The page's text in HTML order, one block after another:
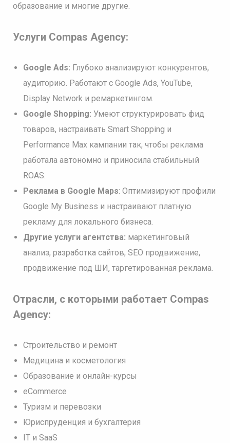
образование и многие другие.
Услуги Compas Agency:
Google Ads: Глубоко анализируют конкурентов,
аудиторию. Работают с Google Ads, YouTube,
Display Network и ремаркетингом.
Google Shopping: Умеют структурировать фид
товаров, настраивать Smart Shopping и
Performance Max кампании так, чтобы реклама
работала автономно и приносила стабильный
ROAS.
Реклама в Google Maps: Оптимизируют профили
Google My Business и настраивают платную
рекламу для локального бизнеса.
Другие услуги агентства: маркетинговый
анализ, разработка сайтов, SEO продвижение,
продвижение под ШИ, таргетированная реклама.
Отрасли, с которыми работает Compas
Agency:
Строительство и ремонт
Медицина и косметология
Образование и онлайн-курсы
eCommerce
Туризм и перевозки
Юриспруденция и бухгалтерия
IT и SaaS